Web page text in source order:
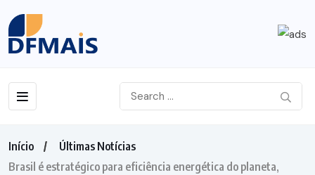
Início
Últimas Notícias
Brasil é estratégico para eficiência energética do planeta,